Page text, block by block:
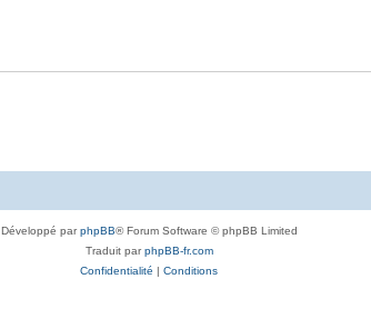
Développé parphpBB® Forum Software © phpBB Limited
Traduit parphpBB-fr.com
Confidentialité | Conditions